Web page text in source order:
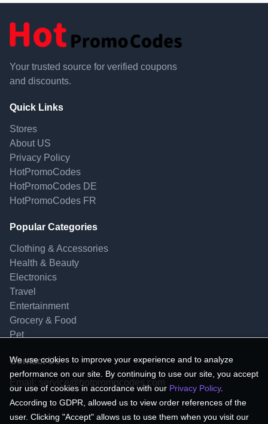
Your trusted source for verified coupons
and discounts.
Quick Links
Stores
About US
Privacy Policy
HotPromoCodes
HotPromoCodes DE
HotPromoCodes FR
Popular Categories
Clothing & Accessories
Health & Beauty
Electronics
Travel
Entertainment
Grocery & Food
Pet
Contact Us
Email: service@hotpromocodes.com
We use cookies to improve your experience and to analyze
performance on our site. By continuing to use our site, you accept
our use of cookies in accordance with our Privacy Policy.
According to GDPR, allowed us to view order references of the
user. Clicking "Accept" allows us to use them when you visit our